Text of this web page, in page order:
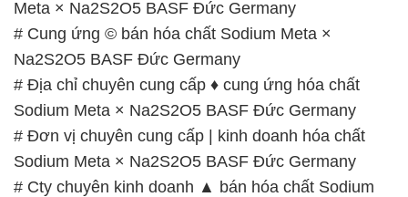
Meta × Na2S2O5 BASF Đức Germany
# Cung ứng © bán hóa chất Sodium Meta ×
Na2S2O5 BASF Đức Germany
# Địa chỉ chuyên cung cấp ♦ cung ứng hóa chất
Sodium Meta × Na2S2O5 BASF Đức Germany
# Đơn vị chuyên cung cấp | kinh doanh hóa chất
Sodium Meta × Na2S2O5 BASF Đức Germany
# Cty chuyên kinh doanh ▲ bán hóa chất Sodium